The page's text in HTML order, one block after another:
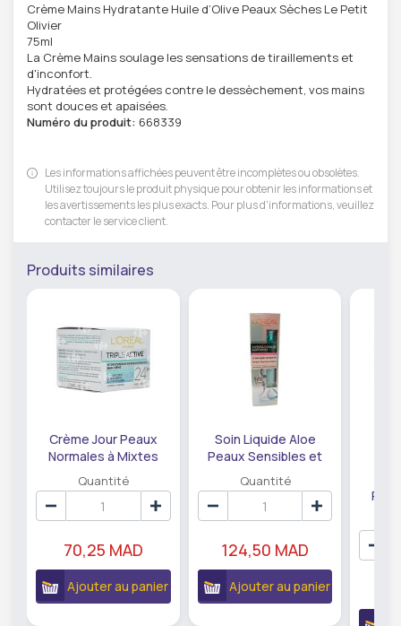
Crème Mains Hydratante Huile d’Olive Peaux Sèches Le Petit
Olivier
75ml
La Crème Mains soulage les sensations de tiraillements et
d'inconfort.
Hydratées et protégées contre le dessèchement, vos mains
sont douces et apaisées.
Numéro du produit: 668339
Les informations affichées peuvent être incomplètes ou obsolètes.
Utilisez toujours le produit physique pour obtenir les informations et
les avertissements les plus exacts. Pour plus d'informations, veuillez
contacter le service client.
Produits similaires
Crème Jour Peaux
Normales à Mixtes
Triple Active L'Oréal
Paris 50ml
Quantité
70,25 MAD
Ajouter au panier
Soin Liquide Aloe
Peaux Sensibles et
Sèche Hydra Genius
Skin Expert 70ml
Quantité
124,50 MAD
Ajouter au panier